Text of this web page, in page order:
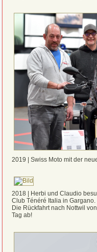
2019 | Swiss Moto mit der
2018 | Herbi und Claudio
Club Ténéré Italia in Gargano.
Die Rückfahrt nach Nottwil
Tag ab!